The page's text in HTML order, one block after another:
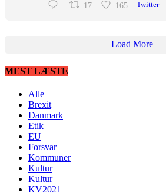
17 165 Twitter
Load More
MEST LÆSTE
Alle
Brexit
Danmark
Etik
EU
Forsvar
Kommuner
Kultur
Kultur
KV2021